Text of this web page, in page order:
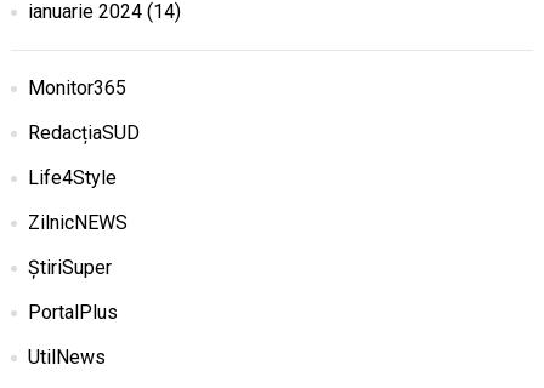
ianuarie 2024(14)
Monitor365
RedacțiaSUD
Life4Style
ZilnicNEWS
ȘtiriSuper
PortalPlus
UtilNews